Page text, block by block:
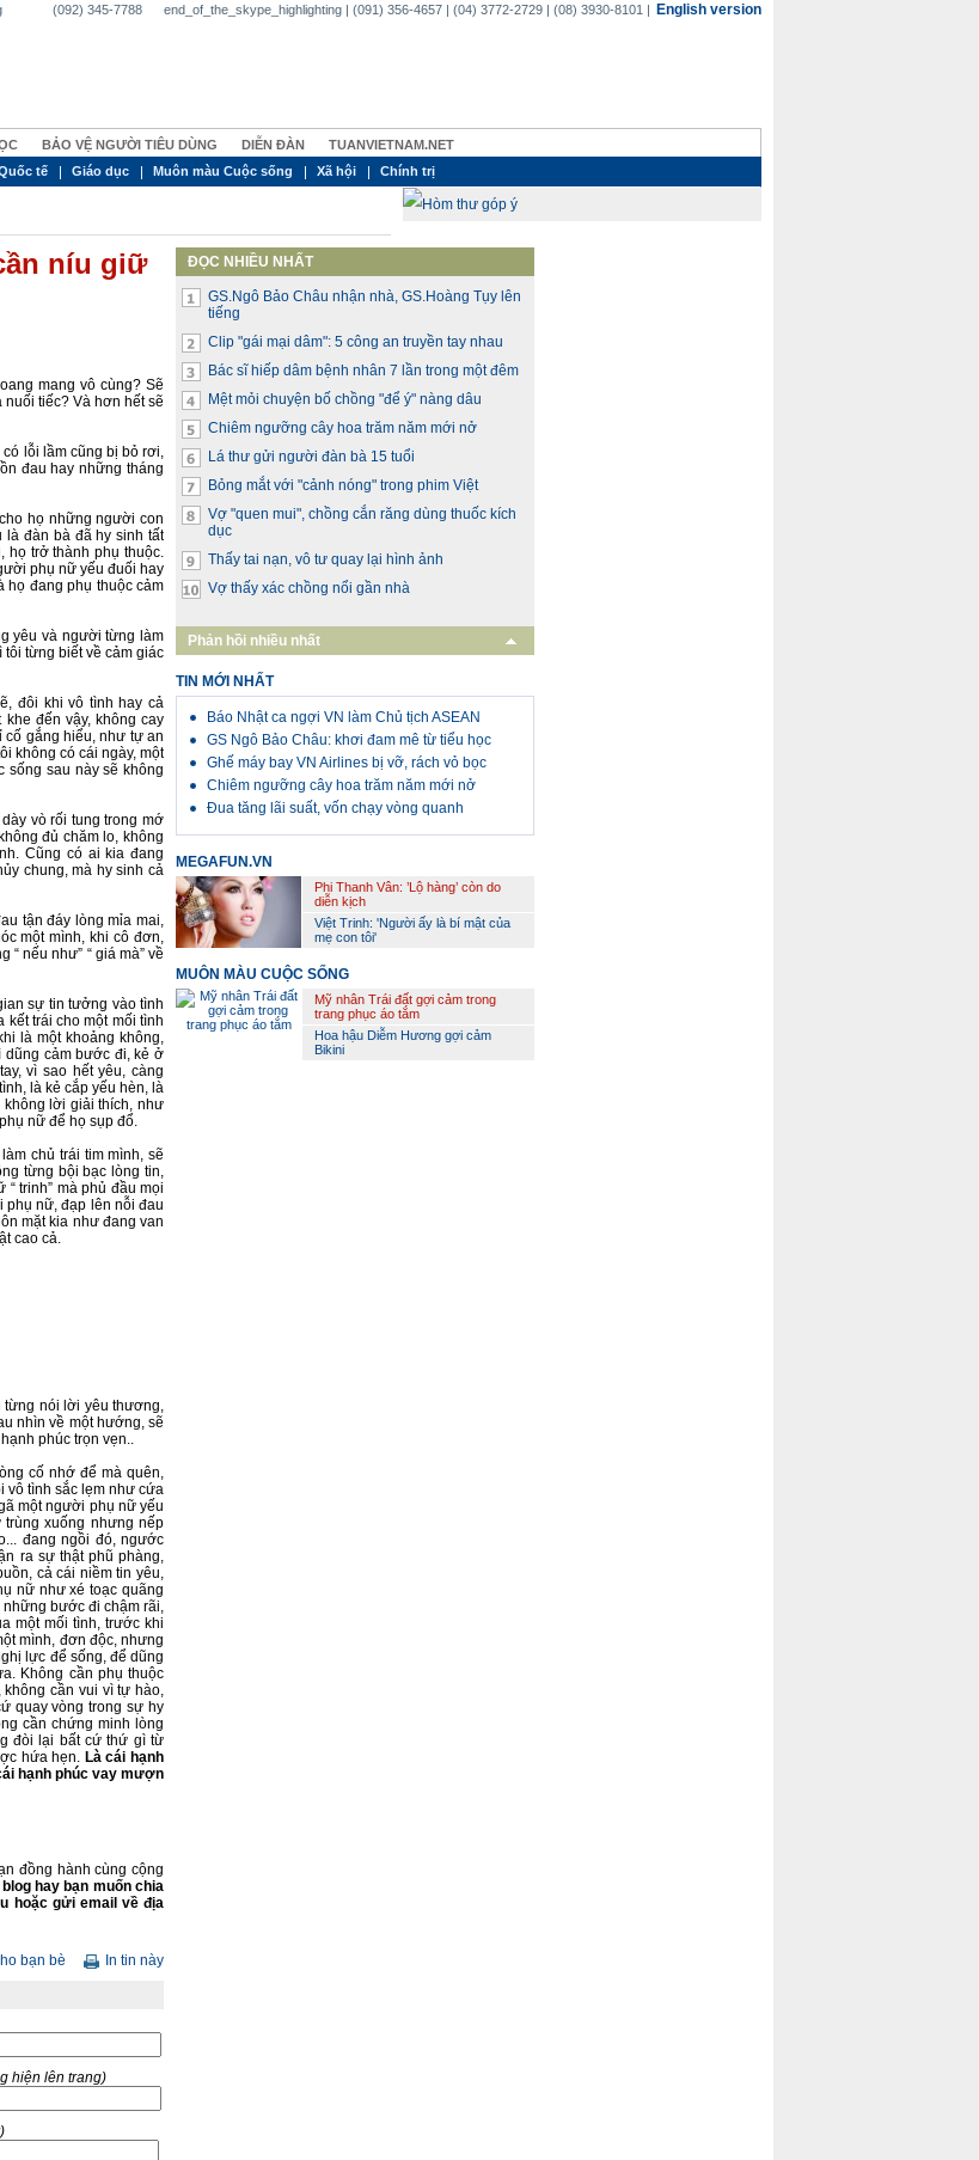
English version
(092) 345-7788 end_of_the_skype_highlighting | (091) 356-4657 | (04) 3772-2729 | (08) 3930-8101 |
BẢO VỆ NGƯỜI TIÊU DÙNG DIỄN ĐÀN
TUANVIETNAM.NET
tế Giáo dục Muôn màu Cuộc sống Xã hội Chính trị
níu giữ
mang vô cùng? Sẽ
tiếc? Và hơn hết sẽ
lỗi lầm cũng bị bỏ rơi,
đau hay những tháng
họ những người con
đàn bà đã hy sinh tất
họ trở thành phụ thuộc.
phụ nữ yếu đuối hay
họ đang phụ thuộc cảm
yêu và người từng làm
từng biết về cảm giác
đôi khi vô tình hay cả
đến vậy, không cay
cố gắng hiểu, như tự an
không có cái ngày, một
sống sau này sẽ không
vò rối tung trong mớ
đủ chăm lo, không
Cũng có ai kia đang
chung, mà hy sinh cả
tận đáy lòng mỉa mai,
một mình, khi cô đơn,
nếu như” “ giá mà” về
sự tin tưởng vào tình
kết trái cho một mối tình
là một khoảng không,
dũng cảm bước đi, kẻ ở
vì sao hết yêu, càng
là kẻ cắp yếu hèn, là
lời giải thích, như
nữ để họ sụp đổ.
chủ trái tim mình, sẽ
từng bội bạc lòng tin,
trinh” mà phủ đầu mọi
phụ nữ, đạp lên nỗi đau
mặt kia như đang van
cao cả.
từng nói lời yêu thương,
nhìn về một hướng, sẽ
phúc trọn vẹn..
cố nhớ để mà quên,
vô tình sắc lẹm như cứa
một người phụ nữ yếu
xuống nhưng nếp
đang ngồi đó, ngước
ra sự thật phũ phàng,
cả cái niềm tin yêu,
nữ như xé toạc quãng
bước đi chậm rãi,
một mối tình, trước khi
mình, đơn độc, nhưng
lực để sống, để dũng
Không cần phụ thuộc
cần vui vì tự hào,
quay vòng trong sự hy
cần chứng minh lòng
đòi lại bất cứ thứ gì từ
hứa hẹn. Là cái hạnh
hạnh phúc vay mượn
đồng hành cùng cộng
hay bạn muốn chia
hoặc gửi email về địa
bạn bè In tin này
hiện lên trang)
ĐỌC NHIỀU NHẤT
GS.Ngô Bảo Châu nhận nhà, GS.Hoàng Tụy lên
tiếng
Clip "gái mại dâm": 5 công an truyền tay nhau
Bác sĩ hiếp dâm bệnh nhân 7 lần trong một đêm
Mệt mỏi chuyện bố chồng "để ý" nàng dâu
Chiêm ngưỡng cây hoa trăm năm mới nở
Lá thư gửi người đàn bà 15 tuổi
Bỏng mắt với "cảnh nóng" trong phim Việt
Vợ "quen mui", chồng cắn răng dùng thuốc kích
dục
Thấy tai nạn, vô tư quay lại hình ảnh
Vợ thấy xác chồng nổi gần nhà
Phản hồi nhiều nhất
TIN MỚI NHẤT
Báo Nhật ca ngợi VN làm Chủ tịch ASEAN
GS Ngô Bảo Châu: khơi đam mê từ tiểu học
Ghế máy bay VN Airlines bị vỡ, rách vỏ bọc
Chiêm ngưỡng cây hoa trăm năm mới nở
Đua tăng lãi suất, vốn chạy vòng quanh
MEGAFUN.VN
Phi Thanh Vân: ’Lộ hàng’ còn do
diễn kịch
Việt Trinh: 'Người ấy là bí mật của
mẹ con tôi'
MUÔN MÀU CUỘC SỐNG
Mỹ nhân Trái đất gợi cảm trong
trang phục áo tắm
Hoa hậu Diễm Hương gợi cảm
Bikini